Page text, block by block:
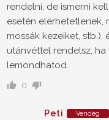
rendelni, de ismerni
esetén elérhetetlenek,
mossák kezeiket, stb.),
utánvéttel rendelsz,
lemondhatod.
0
Peti Vendég